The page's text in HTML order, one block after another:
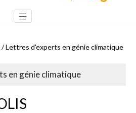
/ Lettres d'experts en génie climatique
en génie climatique